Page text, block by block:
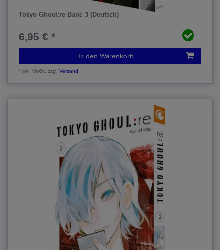
Tokyo Ghoul:re Band 3 (Deutsch)
6,95 € *
In den Warenkorb
*inkl. MwSt. zzgl.Versand